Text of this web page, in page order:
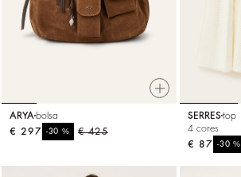
ARYA bolsa
€ 425
-30%
€ 297
SERREStop
4 cores
-30%
€ 87